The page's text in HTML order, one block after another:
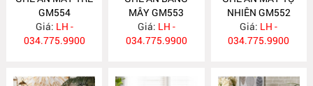
GM554
Giá: LH -
034.775.9900
MÂY GM553
Giá: LH -
034.775.9900
NHIÊN GM552
Giá: LH -
034.775.9900